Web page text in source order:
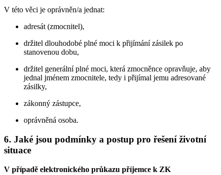
V této věci je oprávněn/a jednat:
adresát (zmocnitel),
držitel dlouhodobé plné moci k přijímání zásilek po
stanovenou dobu,
držitel generální plné moci, která zmocněnce opravňuje, aby
jednal jménem zmocnitele, tedy i přijímal jemu adresované
zásilky,
zákonný zástupce,
oprávněná osoba.
6. Jaké jsou podmínky a postup pro řešení životní
situace
V případě elektronického průkazu příjemce k ZK